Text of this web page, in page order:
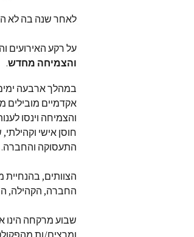
לאחר שנה בה לא
על רקע האירועים
והצמיחה מחדש.
אקדמיים מובילים
והצמיחה וינסו
חוסן אישי
התעסוקה והחברה.
הצוותים, בהנחיית
החברה, הקהילה,